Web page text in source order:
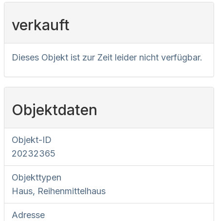
verkauft
Dieses Objekt ist zur Zeit leider nicht verfügbar.
Objektdaten
Objekt-ID
20232365
Objekttypen
Haus, Reihenmittelhaus
Adresse